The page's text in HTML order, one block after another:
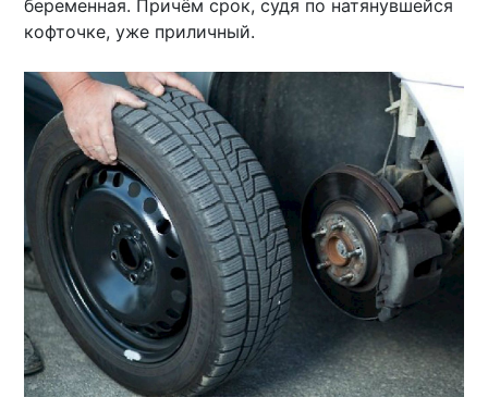
беременная. Причём срок, судя по натянувшейся
кофточке, уже приличный.